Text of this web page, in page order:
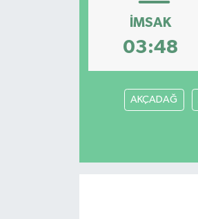
İMSAK
03:48
AKÇADAĞ
HABERDE İNSAN